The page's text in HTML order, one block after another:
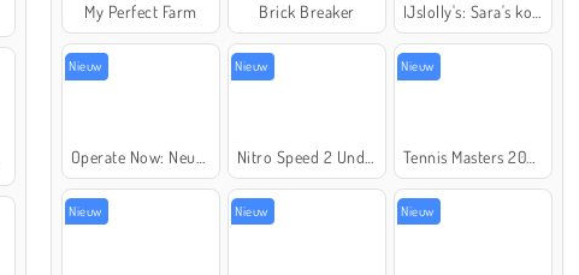
My Perfect Farm Brick Breaker
Nieuw Nieuw Nieuw
Nieuw Nieuw Nieuw